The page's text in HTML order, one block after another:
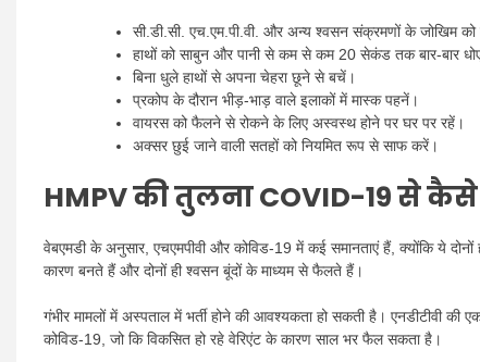
सी.डी.सी. एच.एम.पी.वी. और अन्य श्वसन संक्रमणों के जोखिम
हाथों को साबुन और पानी से कम से कम 20 सेकंड तक बार-बार
बिना धुले हाथों से अपना चेहरा छूने से बचें।
प्रकोप के दौरान भीड़-भाड़ वाले इलाकों में मास्क पहनें।
वायरस को फैलने से रोकने के लिए अस्वस्थ होने पर घर पर रहें।
अक्सर छुई जाने वाली सतहों को नियमित रूप से साफ करें।
HMPV की तुलना COVID-19 से
वेबएमडी के अनुसार, एचएमपीवी और कोविड-19 में कई समानताएं हैं, क्योंकि ये
कारण बनते हैं और दोनों ही श्वसन बूंदों के माध्यम से फैलते हैं।
गंभीर मामलों में अस्पताल में भर्ती होने की आवश्यकता हो सकती है। एनडीटीवी की
कोविड-19, जो कि विकसित हो रहे वेरिएंट के कारण साल भर फैल सकता है।